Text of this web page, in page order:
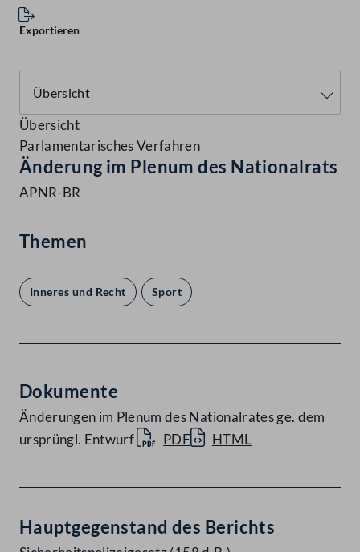
Exportieren
Übersicht
Parlamentarisches Verfahren
Änderung im Plenum des Nationalrats
APNR-BR
Themen
Inneres und Recht Sport
Dokumente
Änderungen im Plenum des Nationalrates ge. dem
ursprüngl. Entwurf
PDF HTML
Hauptgegenstand des Berichts